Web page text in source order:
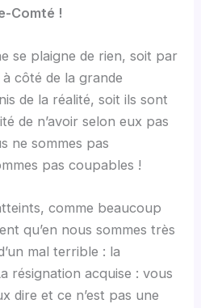
Comté !
se plaigne de rien, soit par
côté de la grande
de la réalité, soit ils sont
de n’avoir selon eux pas
ne sommes pas
pas coupables !
comme beaucoup
qu’en nous sommes très
mal terrible : la
résignation acquise : vous
dire et ce n’est pas une